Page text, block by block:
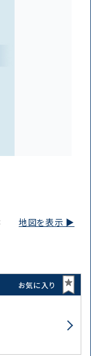
8 地図を表示 ▶︎
お気に入り